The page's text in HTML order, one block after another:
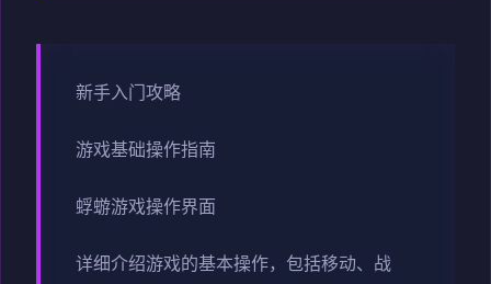
新手入门攻略
游戏基础操作指南
蜉蝣游戏操作界面
详细介绍游戏的基本操作，包括移动、战